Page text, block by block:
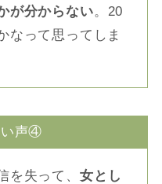
が分からない。20
なって思ってしま
い声④
を失って、 女とし